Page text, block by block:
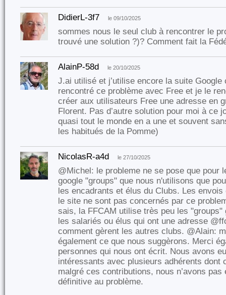
DidierL-3f7 le 09/10/2025
sommes nous le seul club à rencontrer le
trouvé une solution ?)? Comment fait la
AlainP-58d le 20/10/2025
J.ai utilisé et j’utilise encore la suite Google
rencontré ce problème avec Free et je le
créer aux utilisateurs Free une adresse en
Florent. Pas d’autre solution pour moi à ce
quasi tout le monde en a une et souvent
les habitués de la Pomme)
NicolasR-a4d le 27/10/2025
@Michel: le probleme ne se pose que pour
google "groups" que nous n'utilisons que
les encadrants et élus du Clubs. Les
le site ne sont pas concernés par ce
sais, la FFCAM utilise très peu les "groups"
les salariés ou élus qui ont une adresse
comment gèrent les autres clubs. @Alain:
également ce que nous suggèrons. Merci
personnes qui nous ont écrit. Nous avons
intéressants avec plusieurs adhérents dont
malgré ces contributions, nous n’avons
définitive au problème.